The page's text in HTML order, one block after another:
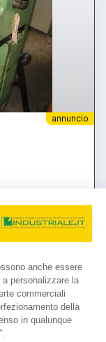
annuncio